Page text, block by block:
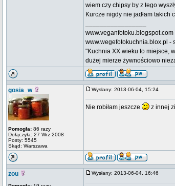
wiem czy chipsy by z tego
Kurcze nigdy nie jadłam
www.wegefotokuchnia.blox.pl -
"Kuchnia XX wieku to miejsce,
dużej mierze żywnościowo
gosia_w
Pomogła: 86 razy
Dołączyła: 27 Wrz 2008
Posty: 5545
Skąd: Warszawa
Wysłany: 2013-06-04, 15:24
Nie robiłam jeszcze z innej
zou Wysłany: 2013-06-04, 16:46